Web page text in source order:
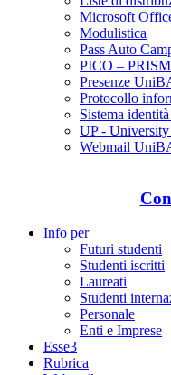
Microsoft
Modulistica
Pass Auto
PICO –
Presenze
Protocollo
Sistema
UP - University
Webmail
Info per
Futuri studenti
Studenti iscritti
Laureati
Studenti
Personale
Enti e Imprese
Esse3
Rubrica